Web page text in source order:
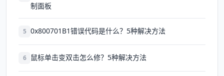
制面板
5 0x800701B1错误代码是什么？5种解决方法
6 鼠标单击变双击怎么修？5种解决方法